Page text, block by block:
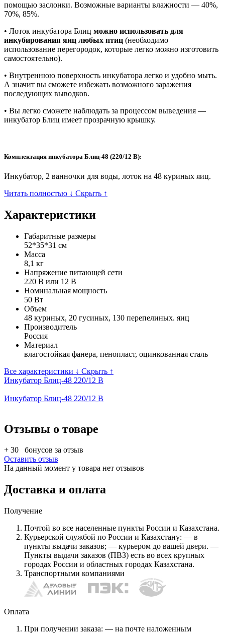
помощью заслонки. Возможные варианты влажности ― 40%,
70%, 85%.
• Лоток инкубатора Блиц можно использовать для
инкубирования яиц любых птиц (необходимо
использование перегородок, которые легко можно изготовить
самостоятельно).
• Внутреннюю поверхность инкубатора легко и удобно мыть.
А значит вы сможете избежать возможного заражения
последующих выводков.
• Вы легко сможете наблюдать за процессом выведения —
инкубатор Блиц имеет прозрачную крышку.
Комплектация инкубатора Блиц-48 (220/12 В):
Инкубатор, 2 ванночки для воды, лоток на 48 куриных яиц.
Читать полностью ↓ Скрыть ↑
Характеристики
Габаритные размеры
52*35*31 см
Масса
8,1 кг
Напряжение питающей сети
220 В или 12 В
Номинальная мощность
50 Вт
Объем
48 куриных, 20 гусиных, 130 перепелиных. яиц
Производитель
Россия
Материал
влагостойкая фанера, пенопласт, оцинкованная сталь
Все характеристики ↓ Скрыть ↑
Инкубатор Блиц-48 220/12 В
Инкубатор Блиц-48 220/12 В
Отзывы о товаре
+ 30
бонусов за отзыв
Оставить отзыв
На данный момент у товара нет отзывов
Доставка и оплата
Получение
Почтой во все населенные пункты России и Казахстана.
Курьерской службой по России и Казахстану: — в
пункты выдачи заказов; — курьером до вашей двери. —
Пункты выдачи заказов (ПВЗ) есть во всех крупных
городах России и областных городах Казахстана.
Транспортными компаниями
Оплата
При получении заказа: — на почте наложенным